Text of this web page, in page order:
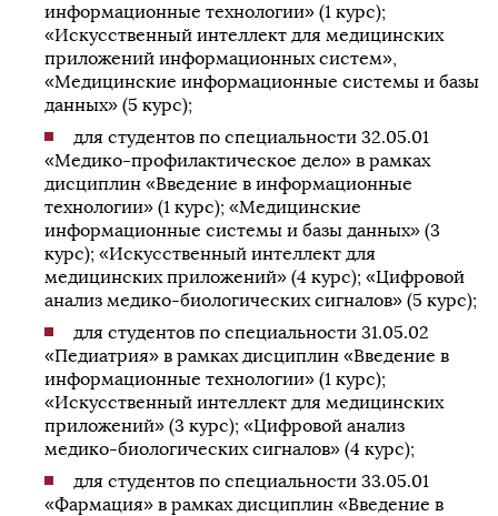
информационные технологии» (1 курс);
«Искусственный интеллект для медицинских
приложений информационных систем»,
«Медицинские информационные системы и базы
данных» (5 курс);
для студентов по специальности 32.05.01
«Медико-профилактическое дело» в рамках
дисциплин «Введение в информационные
технологии» (1 курс); «Медицинские
информационные системы и базы данных» (3
курс); «Искусственный интеллект для
медицинских приложений» (4 курс); «Цифровой
анализ медико-биологических сигналов» (5 курс);
для студентов по специальности 31.05.02
«Педиатрия» в рамках дисциплин «Введение в
информационные технологии» (1 курс);
«Искусственный интеллект для медицинских
приложений» (3 курс); «Цифровой анализ
медико-биологических сигналов» (4 курс);
для студентов по специальности 33.05.01
«Фармация» в рамках дисциплин «Введение в